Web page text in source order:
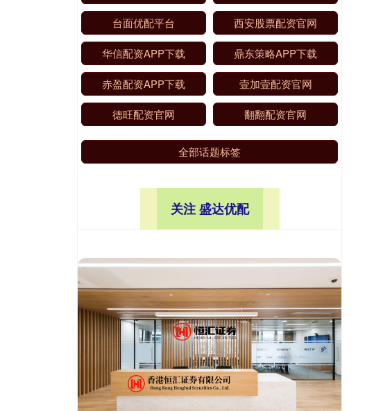
台面优配平台 西安股票配资官网
华信配资APP下载 鼎东策略APP下载
赤盈配资APP下载 壹加壹配资官网
德旺配资官网 翻翻配资官网
全部话题标签
关注 盛达优配